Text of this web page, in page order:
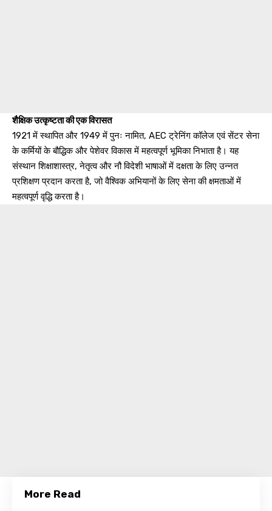
शैक्षिक उत्कृष्टता की एक विरासत
1921 में स्थापित और 1949 में पुनः नामित, AEC ट्रेनिंग कॉलेज एवं सेंटर सेना
के कर्मियों के बौद्धिक और पेशेवर विकास में महत्वपूर्ण भूमिका निभाता है। यह
संस्थान शिक्षाशास्त्र, नेतृत्व और नौ विदेशी भाषाओं में दक्षता के लिए उन्नत
प्रशिक्षण प्रदान करता है, जो वैश्विक अभियानों के लिए सेना की क्षमताओं में
महत्वपूर्ण वृद्धि करता है।
More Read